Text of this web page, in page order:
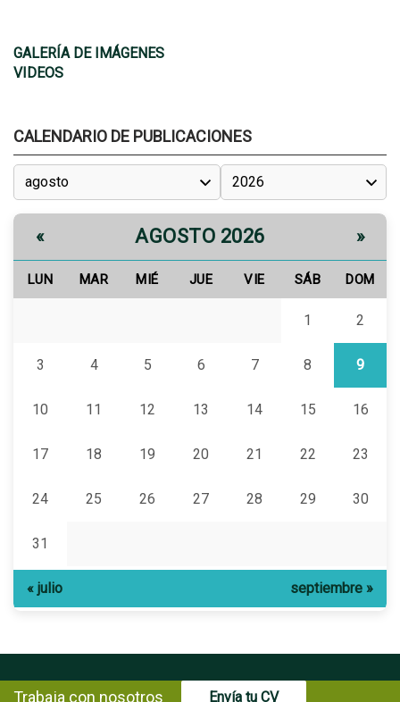
GALERÍA DE IMÁGENES
VIDEOS
CALENDARIO DE PUBLICACIONES
« AGOSTO 2026 »
LUN MAR MIÉ JUE VIE SÁB DOM
1 2
3 4 5 6 7 8 9
10 11 12 13 14 15 16
17 18 19 20 21 22 23
24 25 26 27 28 29 30
31
« julio septiembre »
Trabaja con nosotros Envía tu CV